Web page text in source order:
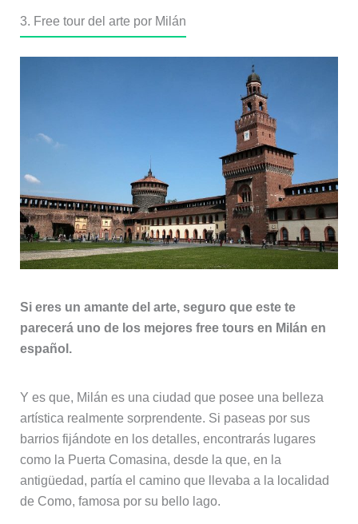
3. Free tour del arte por Milán
Si eres un amante del arte, seguro que este te
parecerá uno de los mejores free tours en Milán en
español.
Y es que, Milán es una ciudad que posee una belleza
artística realmente sorprendente. Si paseas por sus
barrios fijándote en los detalles, encontrarás lugares
como la Puerta Comasina, desde la que, en la
antigüedad, partía el camino que llevaba a la localidad
de Como, famosa por su bello lago.